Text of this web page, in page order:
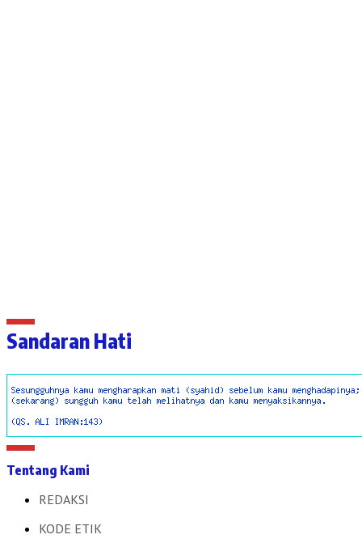
Sandaran Hati
Tentang Kami
REDAKSI
KODE ETIK